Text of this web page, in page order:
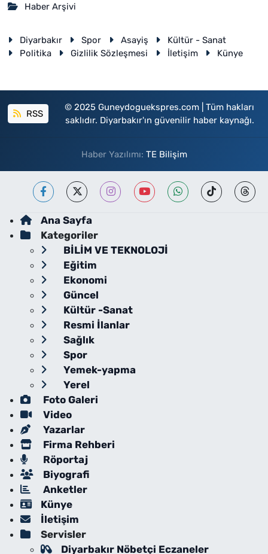
Haber Arşivi
Diyarbakır Spor Asayiş
Kültür - Sanat
Politika
Gizlilik Sözleşmesi İletişim Künye
RSS
© 2025 Guneydoguekspres.com | Tüm hakları
saklıdır. Diyarbakır'ın güvenilir haber kaynağı.
Haber Yazılımı: TE Bilişim
Ana Sayfa
Kategoriler
BİLİM VE TEKNOLOJİ
Eğitim
Ekonomi
Güncel
Kültür -Sanat
Resmi İlanlar
Sağlık
Spor
Yemek-yapma
Yerel
Foto Galeri
Video
Yazarlar
Firma Rehberi
Röportaj
Biyografi
Anketler
Künye
İletişim
Servisler
Diyarbakır Nöbetçi Eczaneler